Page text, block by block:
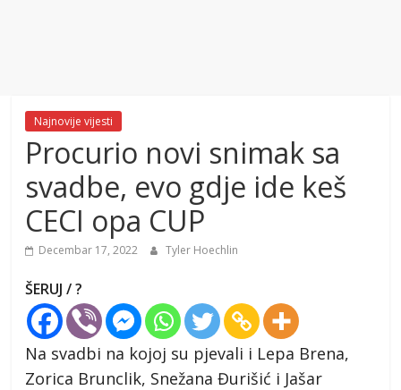
Najnovije vijesti
Procurio novi snimak sa
svadbe, evo gdje ide keš
CECI opa CUP
Decembar 17, 2022 Tyler Hoechlin
ŠERUJ / ?
Na svadbi na kojoj su pjevali i Lepa Brena,
Zorica Brunclik, Snežana Đurišić i Jašar